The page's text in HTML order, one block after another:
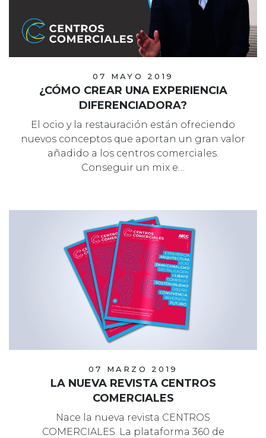
07 MAYO 2019
¿CÓMO CREAR UNA EXPERIENCIA
DIFERENCIADORA?
El ocio y la restauración están ofreciendo
nuevos conceptos que aportan un gran valor
añadido a los centros comerciales.
Conseguir un mix e…
07 MARZO 2019
LA NUEVA REVISTA CENTROS
COMERCIALES
Nace la nueva revista CENTROS
COMERCIALES. La plataforma 360 de